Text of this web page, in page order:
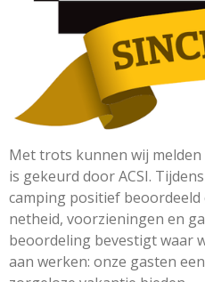
Met trots kunnen wij
is gekeurd doorACSI.
camping positief
netheid, voorzieningen en
beoordeling bevestigt waar
aan werken: onze gasten